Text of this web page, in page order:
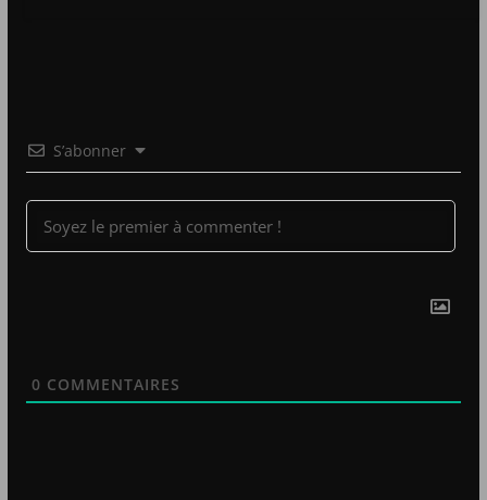
S’abonner
0 COMMENTAIRES